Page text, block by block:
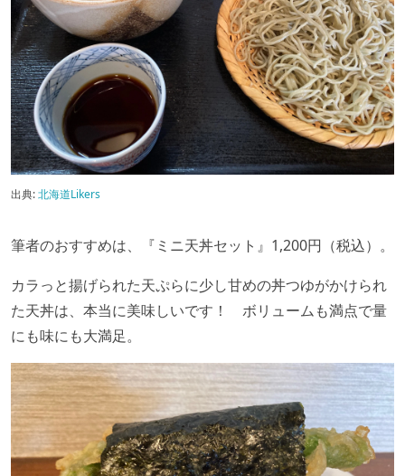
出典:北海道Likers
筆者のおすすめは、『ミニ天丼セット』1,200円（税込）。
カラっと揚げられた天ぷらに少し甘めの丼つゆがかけられ
た天丼は、本当に美味しいです！ ボリュームも満点で量
にも味にも大満足。